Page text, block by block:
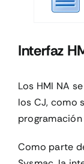
Interfaz
Los HMI NA
los CJ, como
Como parte